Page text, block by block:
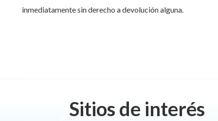
inmediatamente sin derecho a devolución alguna.
Sitios de interés